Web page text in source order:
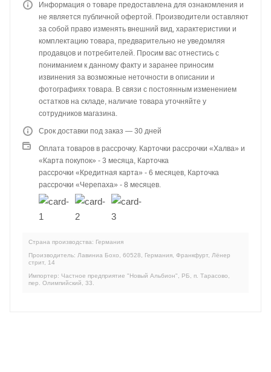
Информация о товаре предоставлена для ознакомления и
не является публичной офертой. Производители оставляют
за собой право изменять внешний вид, характеристики и
комплектацию товара, предварительно не уведомляя
продавцов и потребителей. Просим вас отнестись с
пониманием к данному факту и заранее приносим
извинения за возможные неточности в описании и
фотографиях товара. В связи с постоянным изменением
остатков на складе, наличие товара уточняйте у
сотрудников магазина.
Срок доставки под заказ — 30 дней
Оплата товаров в рассрочку. Карточки рассрочки «Халва» и
«Карта покупок» - 3 месяца, Карточка
рассрочки «Кредитная карта» - 6 месяцев, Карточка
рассрочки «Черепаха» - 8 месяцев.
Страна производства: Германия
Производитель: Лавиниа Бохо, 60528, Германия, Франкфурт, Лёнер
стрит, 14
Импортер: Частное предприятие "Новый Альбион", РБ, п. Тарасово,
пер. Олимпийский, 33.